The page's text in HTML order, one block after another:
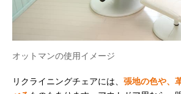
オットマンの使用イメージ
リクライニングチェアには、 張地の色や、